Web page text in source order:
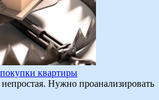
квартиры
Нужно проанализировать